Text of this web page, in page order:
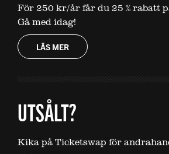
För 250 kr/år får du 25 % rabatt
Gå med idag!
LÄS MER
UTSÅLT?
Kika på Ticketswap för